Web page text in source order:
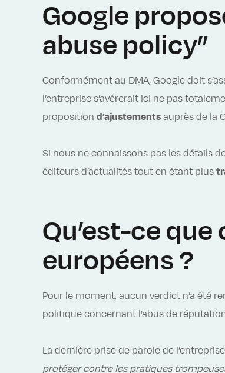
Google
abuse policy”
Conformément au DMA, Google doit
l’entreprise s’avérerait ici ne pas
proposition d’ajustements auprès de la
Si nous ne connaissons pas les détails
éditeurs d’actualités tout en étant plus
Qu’est-ce
européens ?
Pour le moment, aucun verdict n’a été
politique concernant l’abus de
La dernière prise de parole de
protéger contre les pratiques